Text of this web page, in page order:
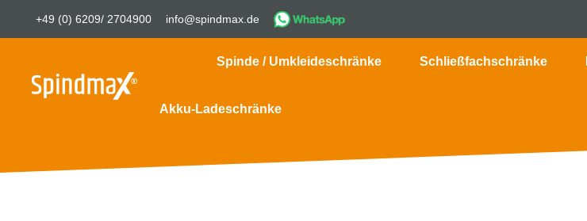
+49 (0) 6209/ 2704900 info@spindmax.de
Spinde / Umkleideschränke Schließfachschränke
Akku-Ladeschränke